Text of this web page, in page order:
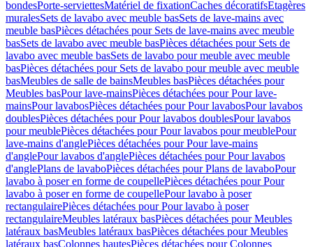
bondesPorte-serviettesMatériel de fixationCaches décoratifsEtagères
muralesSets de lavabo avec meuble basSets de lave-mains avec
meuble basPièces détachées pour Sets de lave-mains avec meuble
basSets de lavabo avec meuble basPièces détachées pour Sets de
lavabo avec meuble basSets de lavabo pour meuble avec meuble
basPièces détachées pour Sets de lavabo pour meuble avec meuble
basMeubles de salle de bainsMeubles basPièces détachées pour
Meubles basPour lave-mainsPièces détachées pour Pour lave-
mainsPour lavabosPièces détachées pour Pour lavabosPour lavabos
doublesPièces détachées pour Pour lavabos doublesPour lavabos
pour meublePièces détachées pour Pour lavabos pour meublePour
lave-mains d'anglePièces détachées pour Pour lave-mains
d'anglePour lavabos d'anglePièces détachées pour Pour lavabos
d'anglePlans de lavaboPièces détachées pour Plans de lavaboPour
lavabo à poser en forme de coupellePièces détachées pour Pour
lavabo à poser en forme de coupellePour lavabo à poser
rectangulairePièces détachées pour Pour lavabo à poser
rectangulaireMeubles latéraux basPièces détachées pour Meubles
latéraux basMeubles latéraux basPièces détachées pour Meubles
latéraux basColonnes hautesPièces détachées pour Colonnes